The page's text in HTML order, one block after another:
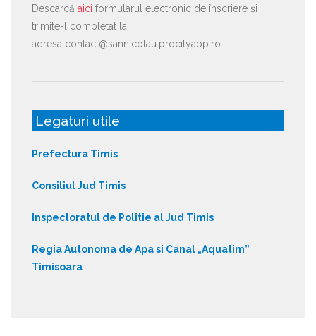
Descarcă aici formularul electronic de înscriere și
trimite-l completat la
adresa contact@sannicolau.procityapp.ro
Legaturi utile
Prefectura Timis
Consiliul Jud Timis
Inspectoratul de Politie al Jud Timis
Regia Autonoma de Apa si Canal „Aquatim”
Timisoara